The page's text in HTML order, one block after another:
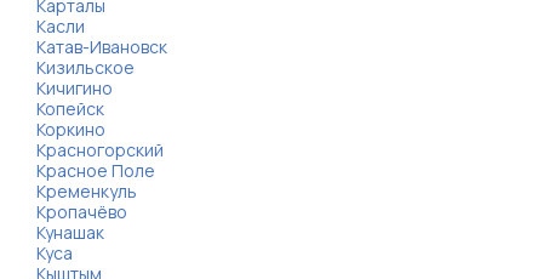
Карталы
Касли
Катав-Ивановск
Кизильское
Кичигино
Копейск
Коркино
Красногорский
Красное Поле
Кременкуль
Кропачёво
Кунашак
Куса
Кыштым